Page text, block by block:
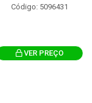
Código: 5096431
VER PREÇO